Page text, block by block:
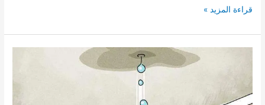
افضل
عزل
شينكو
عزل
متخصصة
قراءة المزيد »